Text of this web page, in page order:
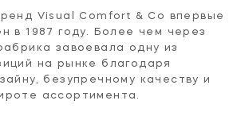
Visual Comfort & Co впервые
в 1987 году. Более чем через
завоевала одну из
на рынке благодаря
безупречному качеству и
ассортимента.